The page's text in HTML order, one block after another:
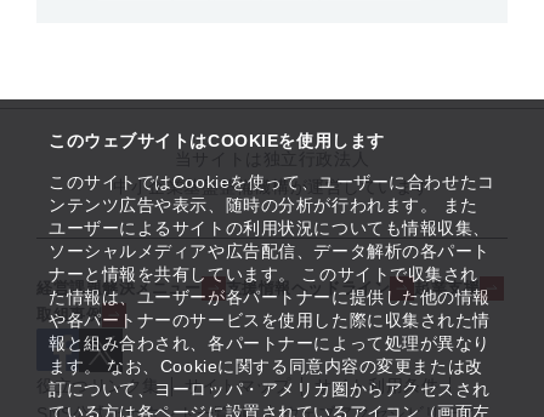
このウェブサイトはCOOKIEを使用します
このサイトではCookieを使って、ユーザーに合わせたコ
ンテンツ広告や表示、随時の分析が行われます。 また
ユーザーによるサイトの利用状況についても情報収集、
ソーシャルメディアや広告配信、データ解析の各パート
ナーと情報を共有しています。 このサイトで収集され
た情報は、ユーザーが各パートナーに提供した他の情報
や各パートナーのサービスを使用した際に収集された情
報と組み合わされ、各パートナーによって処理が異なり
ます。 なお、Cookieに関する同意内容の変更または改
訂について、ヨーロッパ・アメリカ圏からアクセスされ
ている方は各ページに設置されているアイコン（画面左
中小企業基盤整備機構が運営しています
経営課題解決メニュー 支援情報ヘッドライン
起業支援
取組事例
役立つリンク集 サイトマップ
サイト利用条件